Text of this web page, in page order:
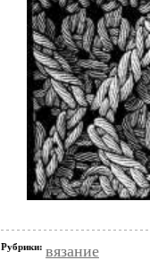
Рубрики: вязание